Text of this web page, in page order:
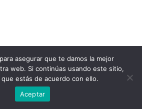
asegurar que te damos la mejor
web. Si continúas usando este sitio,
que estás de acuerdo con ello.
Aceptar